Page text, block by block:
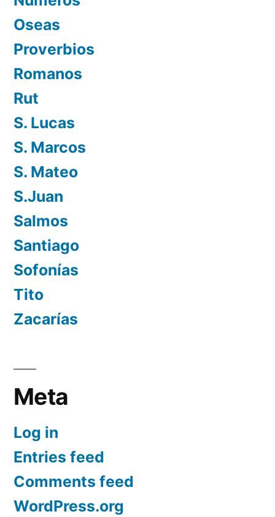
Oseas
Proverbios
Romanos
Rut
S. Lucas
S. Marcos
S. Mateo
S.Juan
Salmos
Santiago
Sofonías
Tito
Zacarías
Meta
Log in
Entries feed
Comments feed
WordPress.org